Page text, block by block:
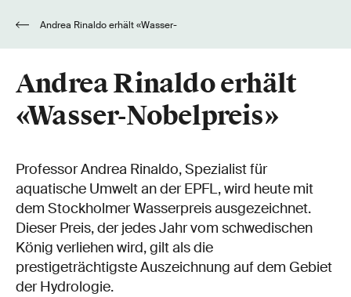
Andrea Rinaldo erhält
«Wasser-Nobelpreis»
Professor Andrea Rinaldo, Spezialist für
aquatische Umwelt an der EPFL, wird heute mit
dem Stockholmer Wasserpreis ausgezeichnet.
Dieser Preis, der jedes Jahr vom schwedischen
König verliehen wird, gilt als die
prestigeträchtigste Auszeichnung auf dem Gebiet
der Hydrologie.